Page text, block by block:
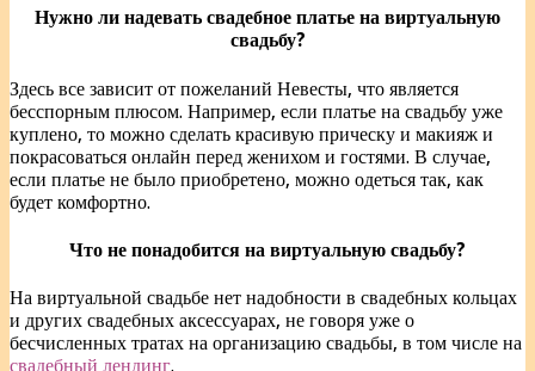
Нужно ли надевать свадебное платье на виртуальную
свадьбу?
Здесь все зависит от пожеланий Невесты, что является
бесспорным плюсом. Например, если платье на свадьбу уже
куплено, то можно сделать красивую прическу и макияж и
покрасоваться онлайн перед женихом и гостями. В случае,
если платье не было приобретено, можно одеться так, как
будет комфортно.
Что не понадобится на виртуальную свадьбу?
На виртуальной свадьбе нет надобности в свадебных кольцах
и других свадебных аксессуарах, не говоря уже о
бесчисленных тратах на организацию свадьбы, в том числе на
свадебный лендинг.